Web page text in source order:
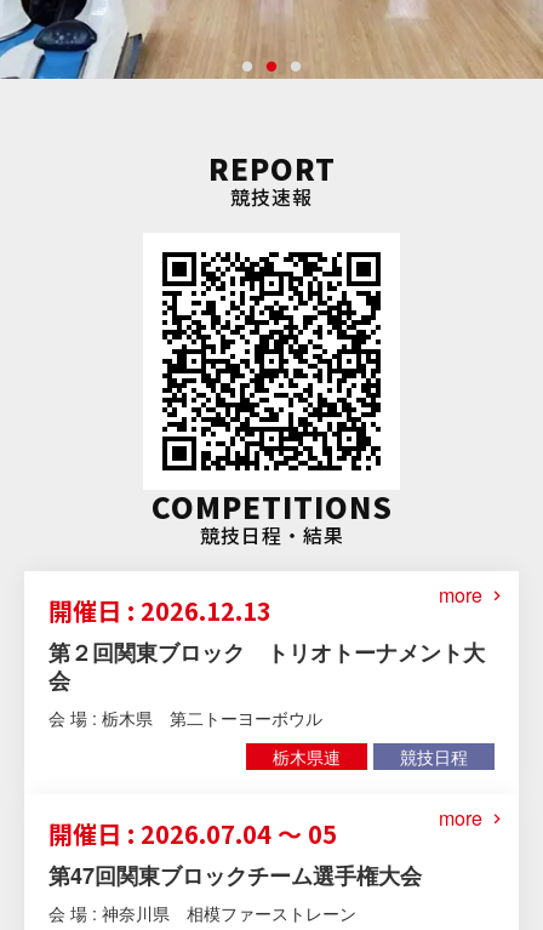
REPORT
競技速報
COMPETITIONS
競技日程・結果
開催日 : 2026.12.13
第２回関東ブロック トリオトーナメント大
会
会 場 : 栃木県 第二トーヨーボウル
栃木県連
競技日程
more
開催日 : 2026.07.04 ～ 05
第47回関東ブロックチーム選手権大会
会 場 : 神奈川県 相模ファーストレーン
more